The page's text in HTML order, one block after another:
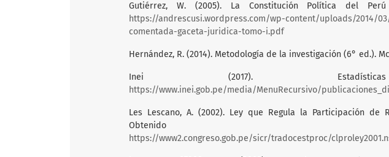
Gutiérrez, W. (2005). La Constitución Política del Perú
https://andrescusi.wordpress.com/wp-content/uploads/2014/
comentada-gaceta-juridica-tomo-i.pdf
Hernández, R. (2014). Metodología de la investigación (6° ed.).
Inei (2017). Estadísticas
https://www.inei.gob.pe/media/MenuRecursivo/
Les Lescano, A. (2002). Ley que Regula la Participación de
https://www2.congreso.gob.pe/sicr/tradocestproc/clproley2001.nsf/pley/